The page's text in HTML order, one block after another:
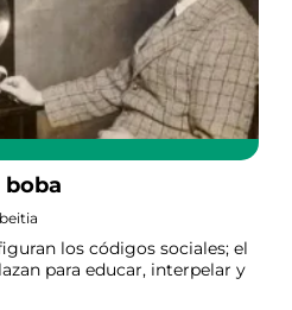
boba
los códigos sociales; el
para educar, interpelar y